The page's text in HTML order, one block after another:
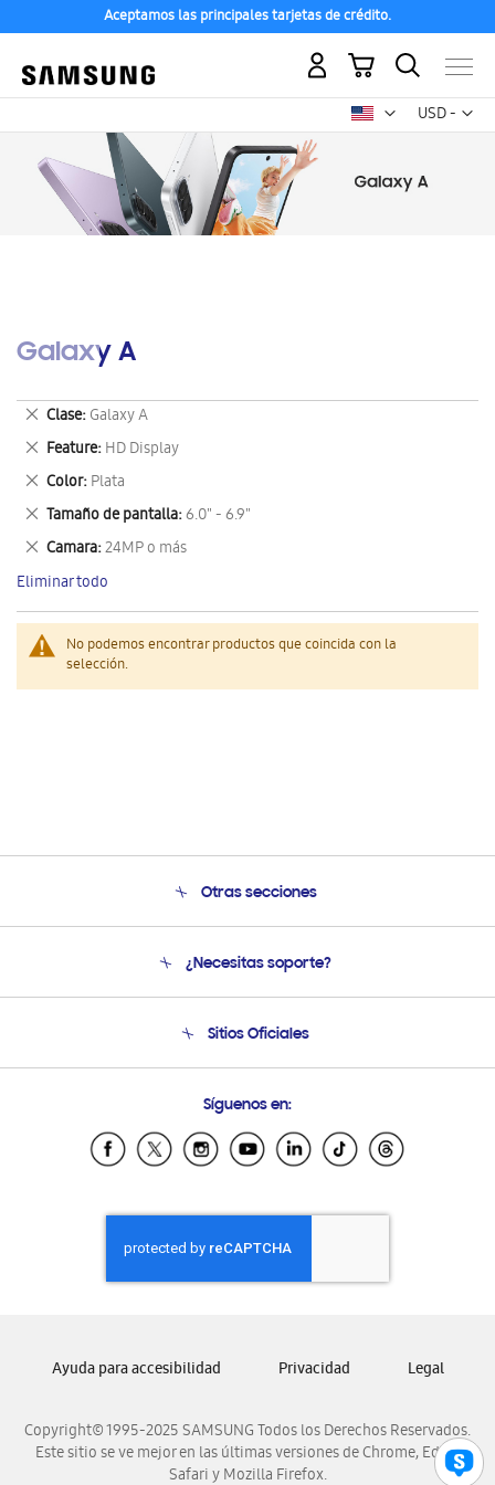
Aceptamos las principales tarjetas de crédito.
USD -
dólar
Mi carrito
Galaxy A
No podemos encontrar productos que coincida con la
selección.
Clase Galaxy A
Eliminar
este
artículo
Feature HD Display
Eliminar
este
artículo
Color Plata
Eliminar
este
artículo
Tamaño de pantalla 6.0" - 6.9"
Eliminar
este
artículo
Camara 24MP o más
Eliminar
este
artículo
Eliminar todo
Otras secciones
Soporte
Condiciones de Compra
¿Necesitas soporte?
Soporte vía eMail
Sitios Oficiales
Samsung Ecuador
Samsung El Salvador
Samsung Honduras
Samsung Nicaragua
Samsung Panamá
Samsung Venezuela
Síguenos en:
Copyright© 1995-2025 SAMSUNG Todos los Derechos Reservados.
Este sitio se ve mejor en las últimas versiones de Chrome, Edge,
Safari y Mozilla Firefox.
Ayuda para accesibilidad Privacidad Legal